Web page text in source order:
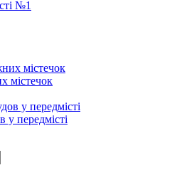
№1
містечок
містечок
у передмісті
у передмісті